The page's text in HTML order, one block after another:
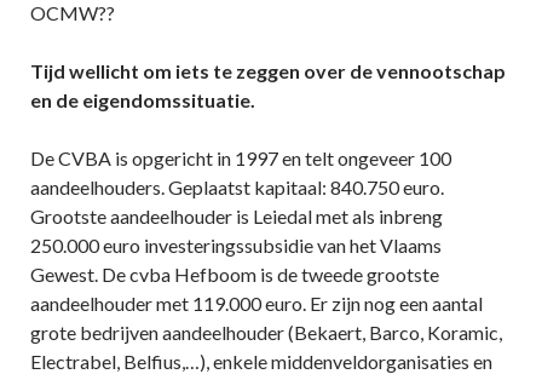
OCMW??
Tijd wellicht om iets te zeggen over de vennootschap
en de eigendomssituatie.
De CVBA is opgericht in 1997 en telt ongeveer 100
aandeelhouders. Geplaatst kapitaal: 840.750 euro.
Grootste aandeelhouder is Leiedal met als inbreng
250.000 euro investeringssubsidie van het Vlaams
Gewest. De cvba Hefboom is de tweede grootste
aandeelhouder met 119.000 euro. Er zijn nog een aantal
grote bedrijven aandeelhouder (Bekaert, Barco, Koramic,
Electrabel, Belfius,…), enkele middenveldorganisaties en